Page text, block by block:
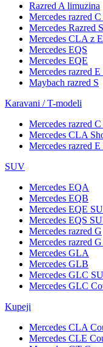
Razred A limuzina
Mercedes razred
Mercedes Razred
Mercedes CLA z
Mercedes EQS
Mercedes EQE
Mercedes razred
Maybach razred S
Karavani / T-modeli
Mercedes razred
Mercedes CLA
Mercedes razred
SUV
Mercedes EQA
Mercedes EQB
Mercedes EQE
Mercedes EQS
Mercedes razred G
Mercedes razred
Mercedes GLA
Mercedes GLB
Mercedes GLC
Mercedes GLC
Kupeji
Mercedes CLA
Mercedes CLE